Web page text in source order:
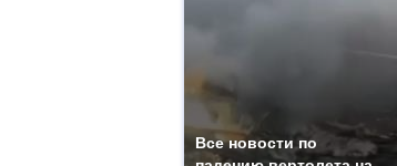
Все новости по